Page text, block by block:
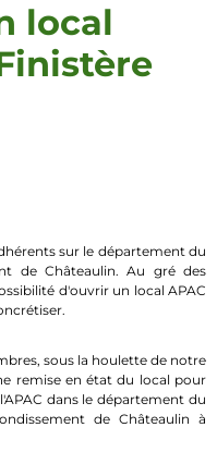
local
sur le département du
de Châteaulin. Au gré des
d'ouvrir un local APAC
sous la houlette de notre
remise en état du local pour
dans le département du
de Châteaulin à